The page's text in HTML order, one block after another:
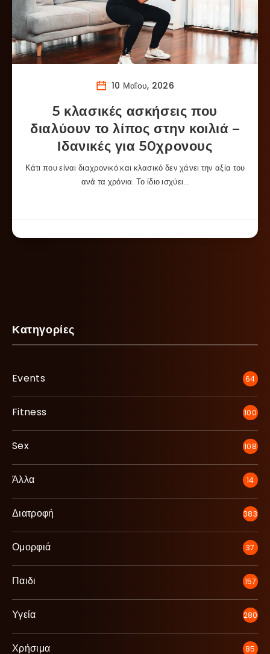
10 Μαΐου, 2026
5 κλασικές ασκήσεις που
διαλύουν το λίπος στην κοιλιά –
Ιδανικές για 50χρονους
Κάτι που είναι διαχρονικό και κλασικό δεν χάνει την αξία του
ανά τα χρόνια. Το ίδιο ισχύει…
Κατηγορίες
Events 64
Fitness 100
Sex 108
Άλλα 14
Διατροφή 383
Ομορφιά 37
Παιδι 157
Υγεία 280
Χρήσιμα 85